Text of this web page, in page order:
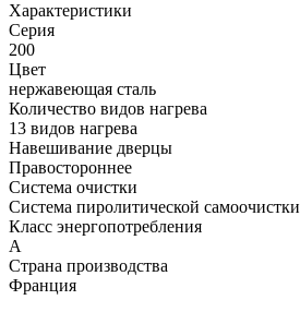
Xарактеристики
Серия
200
Цвет
нержавеющая сталь
Количество видов нагрева
13 видов нагрева
Навешивание дверцы
Правостороннее
Система очистки
Система пиролитической самоочистки
Класс энергопотребления
А
Страна производства
Франция